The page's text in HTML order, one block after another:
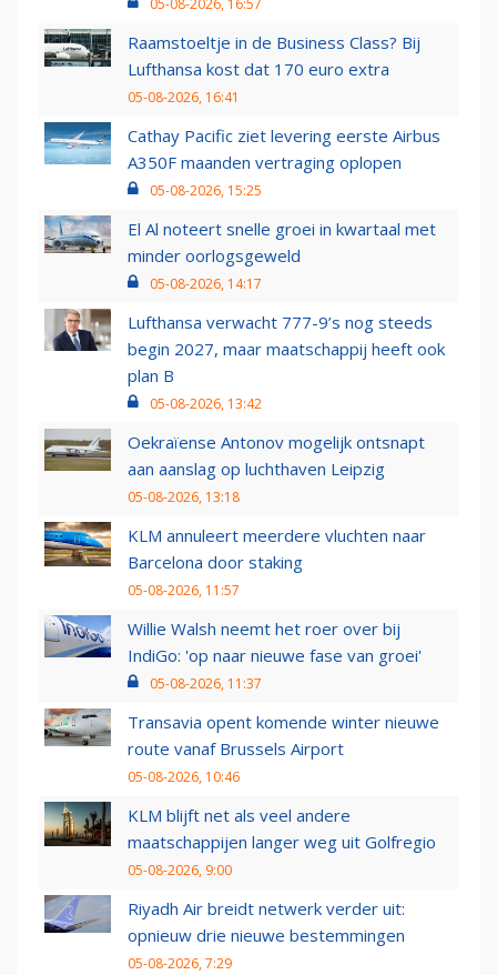
05-08-2026, 16:57
Raamstoeltje in de Business Class? Bij
Lufthansa kost dat 170 euro extra
05-08-2026, 16:41
Cathay Pacific ziet levering eerste Airbus
A350F maanden vertraging oplopen
05-08-2026, 15:25
El Al noteert snelle groei in kwartaal met
minder oorlogsgeweld
05-08-2026, 14:17
Lufthansa verwacht 777-9’s nog steeds
begin 2027, maar maatschappij heeft ook
plan B
05-08-2026, 13:42
Oekraïense Antonov mogelijk ontsnapt
aan aanslag op luchthaven Leipzig
05-08-2026, 13:18
KLM annuleert meerdere vluchten naar
Barcelona door staking
05-08-2026, 11:57
Willie Walsh neemt het roer over bij
IndiGo: 'op naar nieuwe fase van groei'
05-08-2026, 11:37
Transavia opent komende winter nieuwe
route vanaf Brussels Airport
05-08-2026, 10:46
KLM blijft net als veel andere
maatschappijen langer weg uit Golfregio
05-08-2026, 9:00
Riyadh Air breidt netwerk verder uit:
opnieuw drie nieuwe bestemmingen
05-08-2026, 7:29